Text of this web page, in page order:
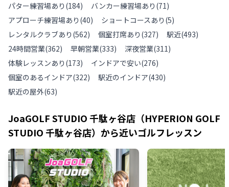
パター練習場あり (184) バンカー練習場あり (71)
アプローチ練習場あり (40) ショートコースあり (5)
レンタルクラブあり (562) 個室打席あり (327) 駅近(493)
24時間営業(362) 早朝営業(333) 深夜営業(311)
体験レッスンあり (173) インドアで安い(276)
個室のあるインドア(322) 駅近のインドア(430)
駅近の屋外(63)
JoaGOLF STUDIO 千駄ヶ谷店（HYPERION GOLF
STUDIO 千駄ヶ谷店） から近いゴルフレッスン